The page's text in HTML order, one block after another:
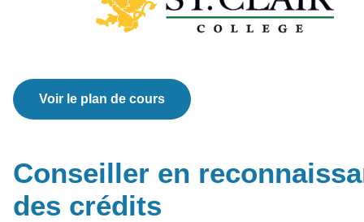
Voir le plan de cours
Conseiller en
des crédits